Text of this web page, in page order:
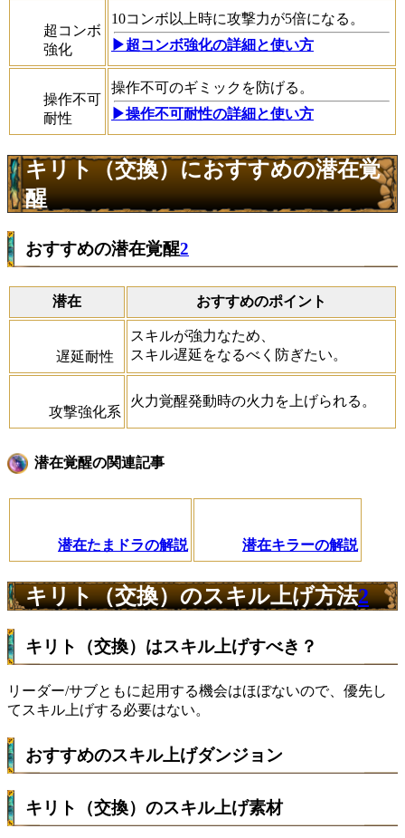
超コンボ
強化
10コンボ以上時に攻撃力が5倍になる。
▶超コンボ強化の詳細と使い方
操作不可
耐性
操作不可のギミックを防げる。
▶操作不可耐性の詳細と使い方
キリト（交換）におすすめの潜在覚
醒
おすすめの潜在覚醒2
潜在 おすすめのポイント
遅延耐性
スキルが強力なため、
スキル遅延をなるべく防ぎたい。
攻撃強化系
火力覚醒発動時の火力を上げられる。
潜在覚醒の関連記事
潜在たまドラの解説 潜在キラーの解説
キリト（交換）のスキル上げ方法2
キリト（交換）はスキル上げすべき？
リーダー/サブともに起用する機会はほぼないので、優先し
てスキル上げする必要はない。
おすすめのスキル上げダンジョン
キリト（交換）のスキル上げ素材